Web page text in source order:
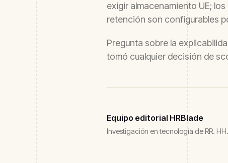
exigir almacenamiento UE;
retención son configurables
Pregunta sobre la
tomó cualquier decisión de
Equipo editorial HRBlade
Investigación en tecnología de RR.